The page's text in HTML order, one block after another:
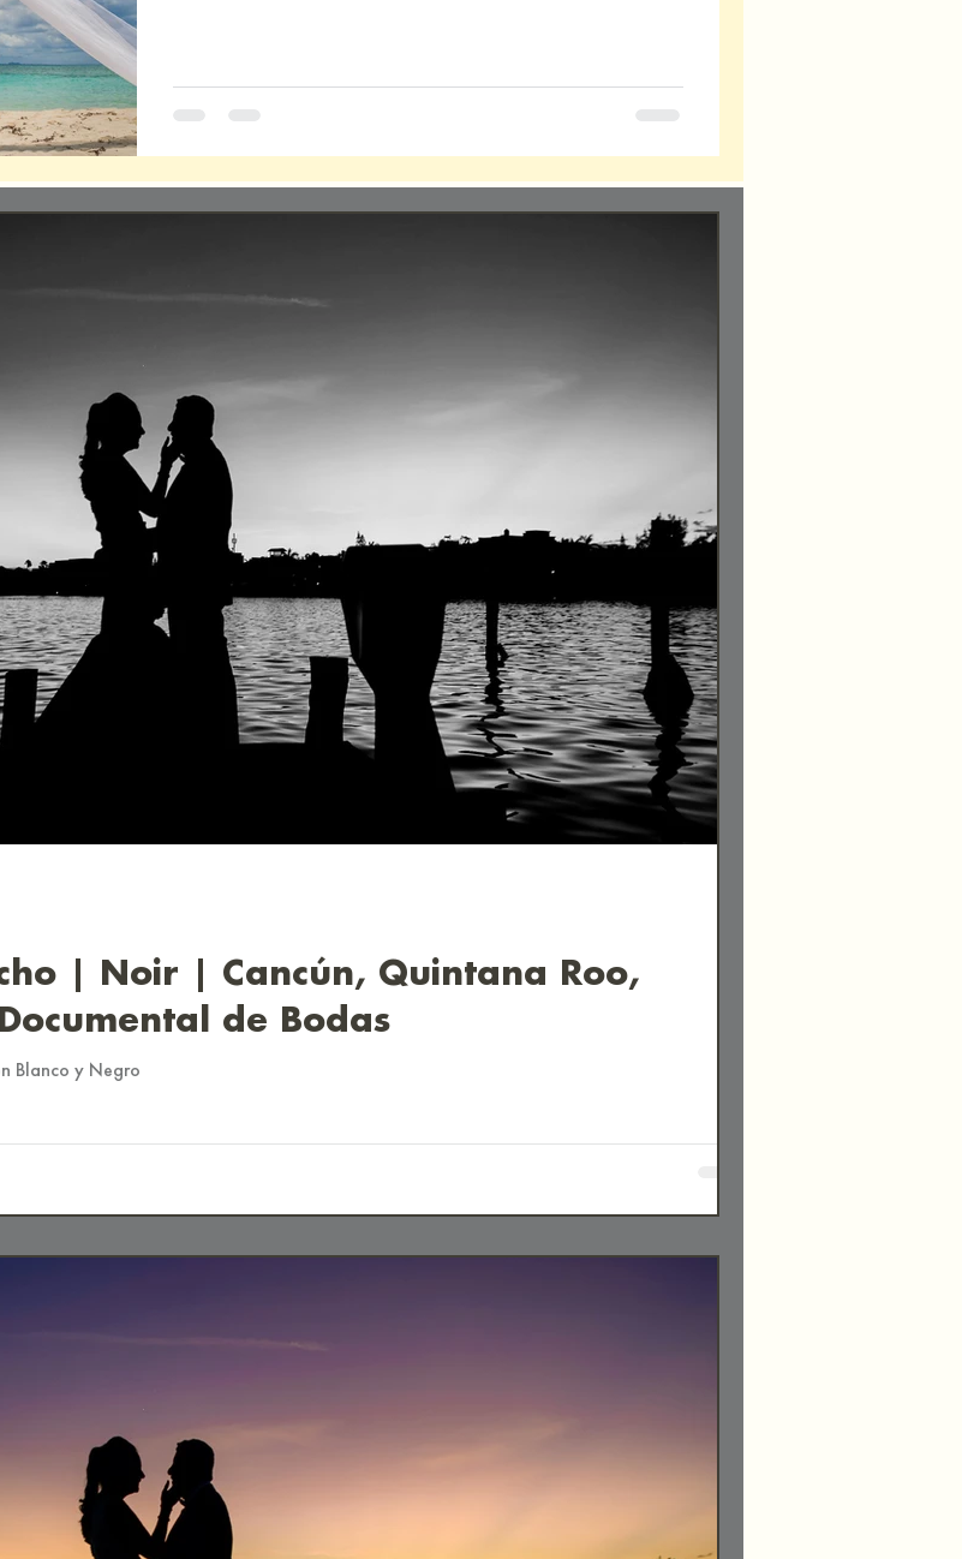
| Noir | Cancún, Quintana Roo,
de Bodas
Blanco y Negro